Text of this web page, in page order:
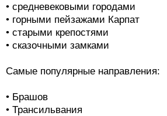
• средневековыми городами
• горными пейзажами Карпат
• старыми крепостями
• сказочными замками
Самые популярные направления:
• Брашов
• Трансильвания